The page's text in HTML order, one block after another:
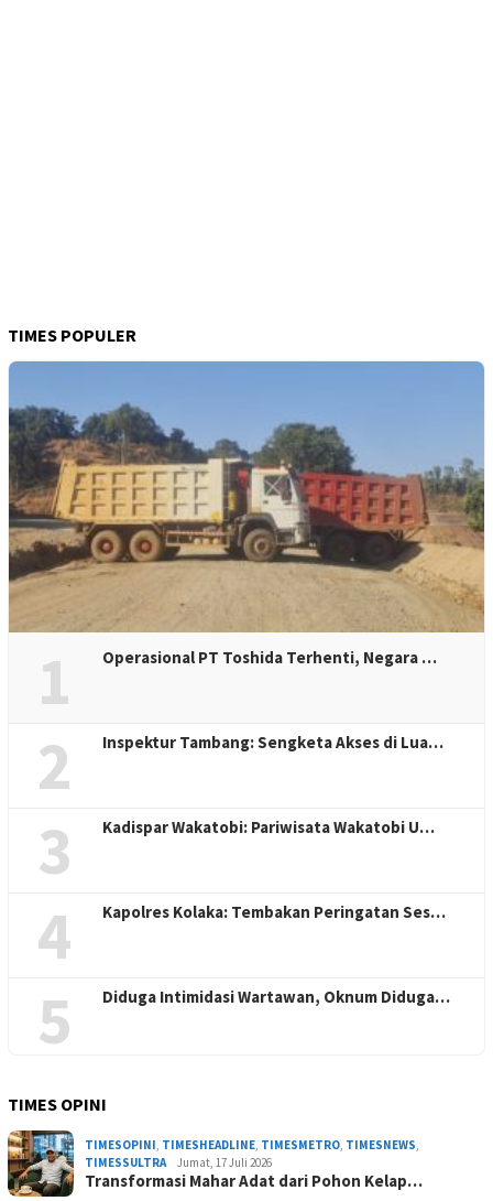
TIMES POPULER
1 Operasional PT Toshida Terhenti, Negara …
2 Inspektur Tambang: Sengketa Akses di Lua…
3 Kadispar Wakatobi: Pariwisata Wakatobi U…
4 Kapolres Kolaka: Tembakan Peringatan Ses…
5 Diduga Intimidasi Wartawan, Oknum Diduga…
TIMES OPINI
TIMESOPINI, TIMESHEADLINE, TIMESMETRO, TIMESNEWS,
TIMESSULTRA
Jumat, 17 Juli 2026
Transformasi Mahar Adat dari Pohon Kelap…